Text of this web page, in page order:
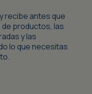
recibe antes que
productos, las
y las
lo que necesitas